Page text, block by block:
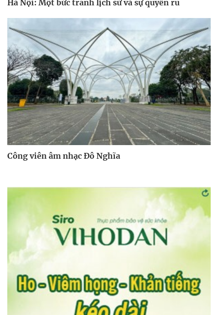
Hà Nội: Một bức tranh lịch sử và sự quyến rũ
Công viên âm nhạc Đô Nghĩa